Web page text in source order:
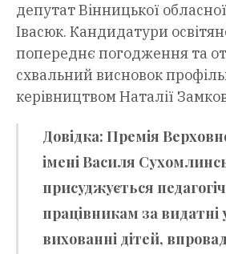
депутат Вінницької
Івасюк. Кандидатури
попереднє погодження та
схвальний висновок
керівництвом Наталії
Довідка: Премія
імені Василя
присуджується
працівникам за видатні
вихованні дітей,